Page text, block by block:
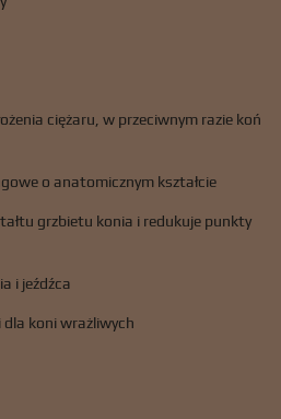
ciężaru, w przeciwnym razie koń
o anatomicznym kształcie
grzbietu konia i redukuje punkty
i jeźdźca
dla koni wrażliwych